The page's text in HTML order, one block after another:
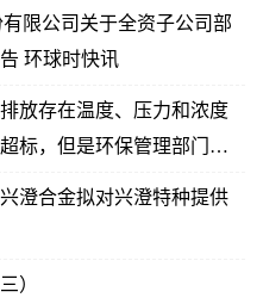
限公司关于全资子公司部
环球时快讯
放存在温度、压力和浓度
标，但是环保管理部门关
澄合金拟对兴澄特种提供
）